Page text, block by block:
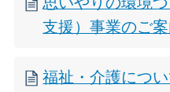
支援）事業のご
福祉・介護につ